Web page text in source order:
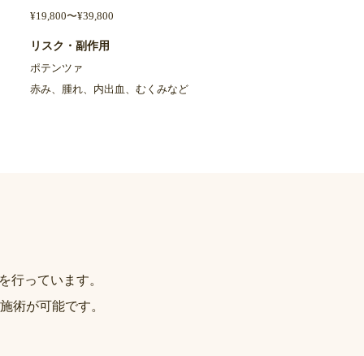
¥19,800〜¥39,800
リスク・副作用
ポテンツァ
赤み、腫れ、内出血、むくみなど
行っています。
術が可能です。